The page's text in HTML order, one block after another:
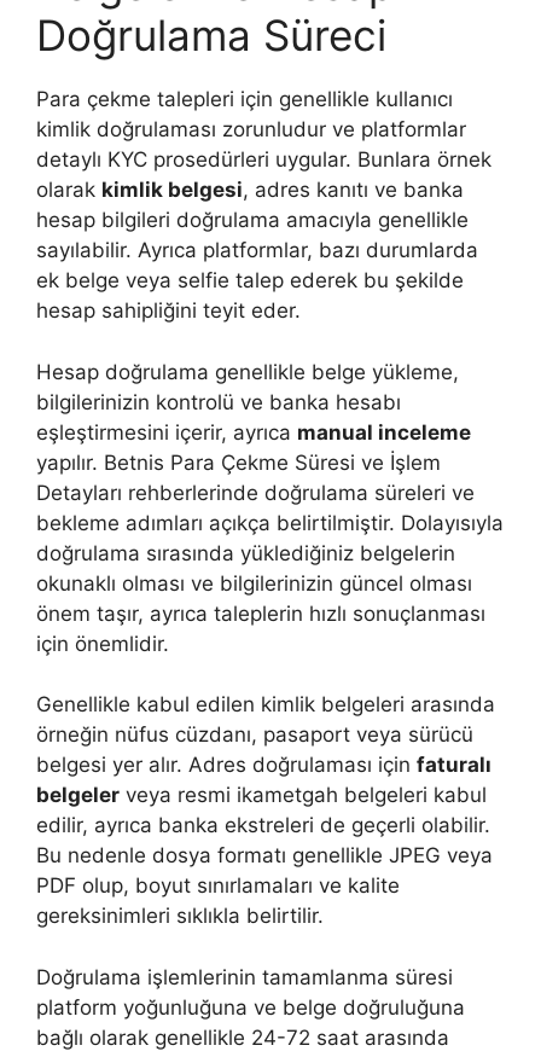
Doğrulama Süreci
Para çekme talepleri için genellikle kullanıcı
kimlik doğrulaması zorunludur ve platformlar
detaylı KYC prosedürleri uygular. Bunlara örnek
olarak kimlik belgesi, adres kanıtı ve banka
hesap bilgileri doğrulama amacıyla genellikle
sayılabilir. Ayrıca platformlar, bazı durumlarda
ek belge veya selfie talep ederek bu şekilde
hesap sahipliğini teyit eder.
Hesap doğrulama genellikle belge yükleme,
bilgilerinizin kontrolü ve banka hesabı
eşleştirmesini içerir, ayrıca manual inceleme
yapılır. Betnis Para Çekme Süresi ve İşlem
Detayları rehberlerinde doğrulama süreleri ve
bekleme adımları açıkça belirtilmiştir. Dolayısıyla
doğrulama sırasında yüklediğiniz belgelerin
okunaklı olması ve bilgilerinizin güncel olması
önem taşır, ayrıca taleplerin hızlı sonuçlanması
için önemlidir.
Genellikle kabul edilen kimlik belgeleri arasında
örneğin nüfus cüzdanı, pasaport veya sürücü
belgesi yer alır. Adres doğrulaması için faturalı
belgeler veya resmi ikametgah belgeleri kabul
edilir, ayrıca banka ekstreleri de geçerli olabilir.
Bu nedenle dosya formatı genellikle JPEG veya
PDF olup, boyut sınırlamaları ve kalite
gereksinimleri sıklıkla belirtilir.
Doğrulama işlemlerinin tamamlanma süresi
platform yoğunluğuna ve belge doğruluğuna
bağlı olarak genellikle 24-72 saat arasında